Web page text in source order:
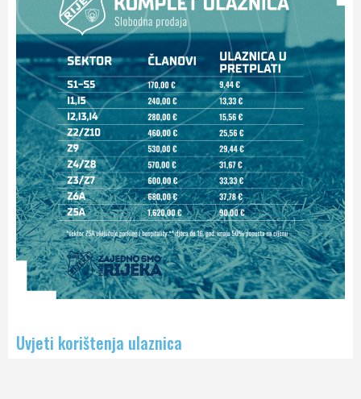
Uvjeti korištenja ulaznica